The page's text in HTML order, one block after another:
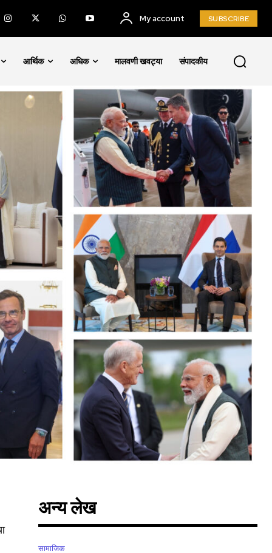
My account SUBSCRIBE
आर्थिक अधिक मालवणी खवट्या संपादकीय
अन्य लेख
सामाजिक